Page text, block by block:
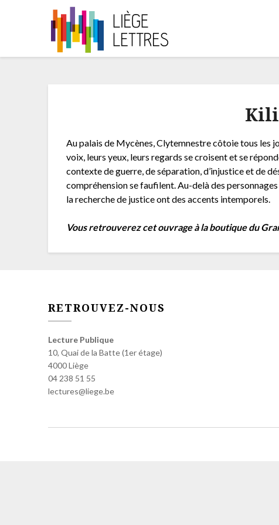
Au palais de Mycènes, Clytemnestre côtoie tous les
voix, leurs yeux, leurs regards se croisent et se
contexte de guerre, de séparation, d’injustice et de
compréhension se faufilent. Au-delà des
la recherche de justice ont des accents intemporels.
Vous retrouverez cet ouvrage à la boutique du
RETROUVEZ-NOUS
Lecture Publique
10, Quai de la Batte (1er étage)
4000 Liège
04 238 51 55
lectures@liege.be